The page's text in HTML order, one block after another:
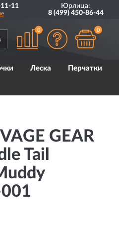
ПО ВСЕЙ РОССИИ
11
Юрлица:
8 (499) 450-86-44
0 0
Леска Перчатки
GEAR
Tail